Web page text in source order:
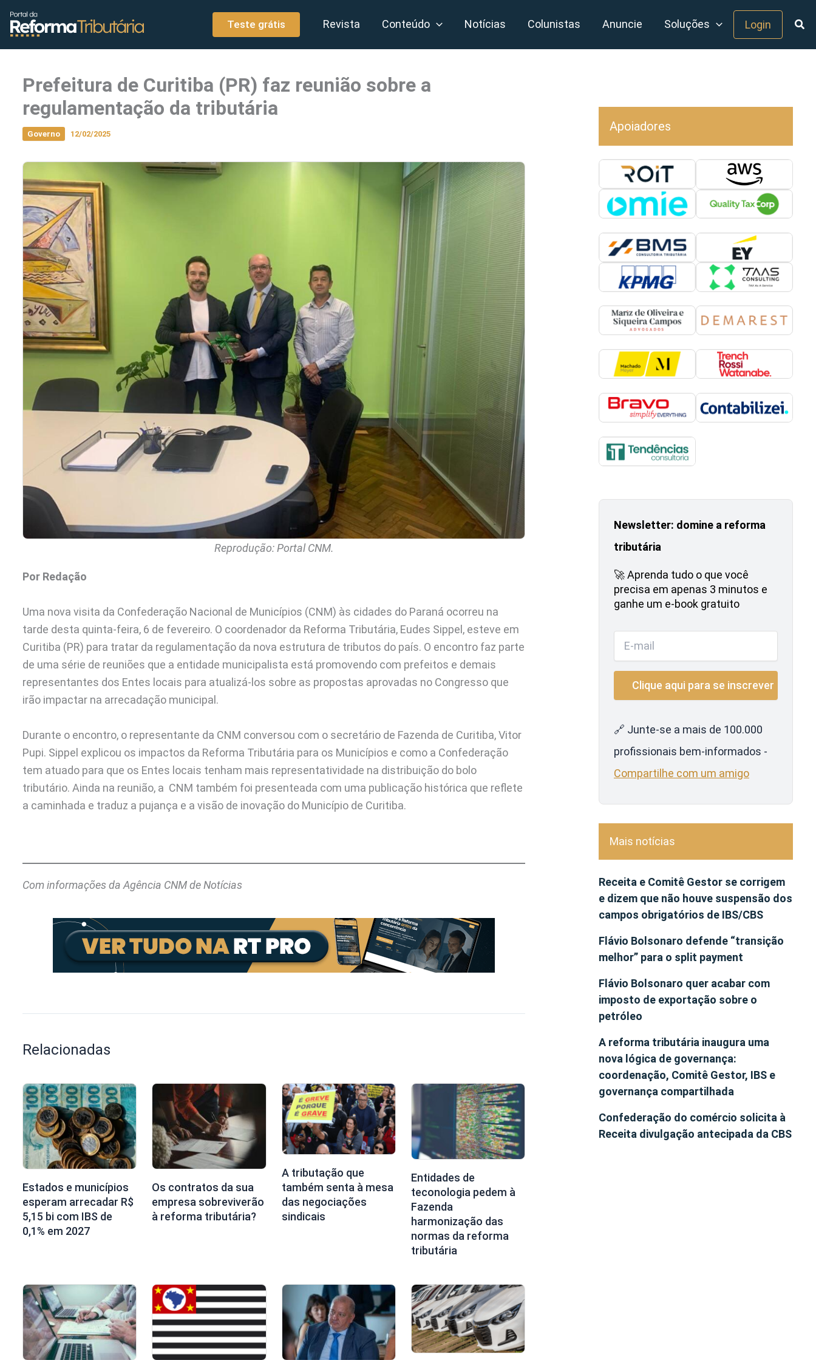
conteúdo
Teste grátis Revista Conteúdo Notícias Colunistas Anuncie Soluções Login
Prefeitura de Curitiba (PR) faz reunião sobre a
regulamentação da tributária
Governo 12/02/2025
Reprodução: Portal CNM.
Por Redação
Uma nova visita da Confederação Nacional de Municípios (CNM) às cidades do Paraná ocorreu na
tarde desta quinta-feira, 6 de fevereiro. O coordenador da Reforma Tributária, Eudes Sippel, esteve em
Curitiba (PR) para tratar da regulamentação da nova estrutura de tributos do país. O encontro faz parte
de uma série de reuniões que a entidade municipalista está promovendo com prefeitos e demais
representantes dos Entes locais para atualizá-los sobre as propostas aprovadas no Congresso que
irão impactar na arrecadação municipal.
Durante o encontro, o representante da CNM conversou com o secretário de Fazenda de Curitiba, Vitor
Pupi. Sippel explicou os impactos da Reforma Tributária para os Municípios e como a Confederação
tem atuado para que os Entes locais tenham mais representatividade na distribuição do bolo
tributário. Ainda na reunião, a CNM também foi presenteada com uma publicação histórica que reflete
a caminhada e traduz a pujança e a visão de inovação do Município de Curitiba.
Com informações da Agência CNM de Notícias
Relacionadas
Estados e municípios
esperam arrecadar R$
5,15 bi com IBS de
0,1% em 2027
Os contratos da sua
empresa sobreviverão
à reforma tributária?
A tributação que
também senta à mesa
das negociações
sindicais
Entidades de
teconologia pedem à
Fazenda
harmonização das
normas da reforma
tributária
Apoiadores
Newsletter: domine a reforma
tributária
🚀 Aprenda tudo o que você
precisa em apenas 3 minutos e
ganhe um e-book gratuito
🔗 Junte-se a mais de 100.000
profissionais bem-informados -
Compartilhe com um amigo
Mais notícias
Receita e Comitê Gestor se corrigem
e dizem que não houve suspensão dos
campos obrigatórios de IBS/CBS
Flávio Bolsonaro defende “transição
melhor” para o split payment
Flávio Bolsonaro quer acabar com
imposto de exportação sobre o
petróleo
A reforma tributária inaugura uma
nova lógica de governança:
coordenação, Comitê Gestor, IBS e
governança compartilhada
Confederação do comércio solicita à
Receita divulgação antecipada da CBS